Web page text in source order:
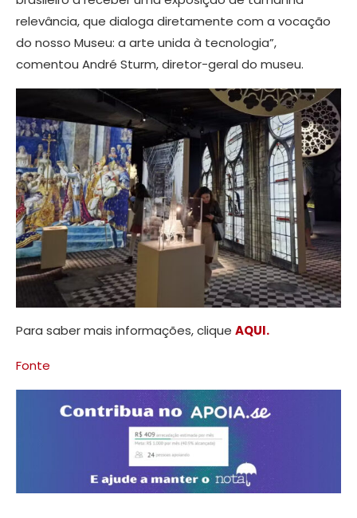
relevância, que dialoga diretamente com a vocação
do nosso Museu: a arte unida à tecnologia”,
comentou André Sturm, diretor-geral do museu.
Para saber mais informações, clique AQUI.
Fonte